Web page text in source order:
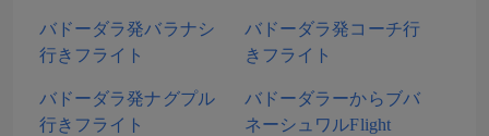
バドーダラ発バラナシ
行きフライト
バドーダラ発コーチ行
きフライト
バドーダラ発ナグプル
行きフライト
バドーダラーからブバ
ネーシュワルFlight